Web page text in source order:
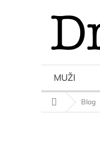
MUŽI
Domů Blog